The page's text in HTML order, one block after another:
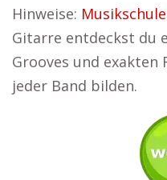
Hinweise:
Gitarre entdeckst du
Grooves und exakten
jeder Band bilden.